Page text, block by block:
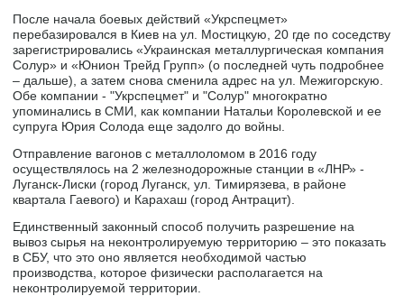
После начала боевых действий «Укрспецмет»
перебазировался в Киев на ул. Мостицкую, 20 где по соседству
зарегистрировались «Украинская металлургическая компания
Солур» и «Юнион Трейд Групп» (о последней чуть подробнее
– дальше), а затем снова сменила адрес на ул. Межигорскую.
Обе компании - "Укрспецмет" и "Солур" многократно
упоминались в СМИ, как компании Натальи Королевской и ее
супруга Юрия Солода еще задолго до войны.
Отправление вагонов с металлоломом в 2016 году
осуществлялось на 2 железнодорожные станции в «ЛНР» -
Луганск-Лиски (город Луганск, ул. Тимирязева, в районе
квартала Гаевого) и Карахаш (город Антрацит).
Единственный законный способ получить разрешение на
вывоз сырья на неконтролируемую территорию – это показать
в СБУ, что это оно является необходимой частью
производства, которое физически располагается на
неконтролируемой территории.